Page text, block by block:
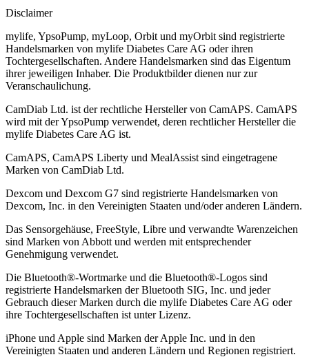
Disclaimer
mylife, YpsoPump, myLoop, Orbit und myOrbit sind registrierte
Handelsmarken von mylife Diabetes Care AG oder ihren
Tochtergesellschaften. Andere Handelsmarken sind das Eigentum
ihrer jeweiligen Inhaber. Die Produktbilder dienen nur zur
Veranschaulichung.
CamDiab Ltd. ist der rechtliche Hersteller von CamAPS. CamAPS
wird mit der YpsoPump verwendet, deren rechtlicher Hersteller die
mylife Diabetes Care AG ist.
CamAPS, CamAPS Liberty und MealAssist sind eingetragene
Marken von CamDiab Ltd.
Dexcom und Dexcom G7 sind registrierte Handelsmarken von
Dexcom, Inc. in den Vereinigten Staaten und/oder anderen Ländern.
Das Sensorgehäuse, FreeStyle, Libre und verwandte Warenzeichen
sind Marken von Abbott und werden mit entsprechender
Genehmigung verwendet.
Die Bluetooth®-Wortmarke und die Bluetooth®-Logos sind
registrierte Handelsmarken der Bluetooth SIG, Inc. und jeder
Gebrauch dieser Marken durch die mylife Diabetes Care AG oder
ihre Tochtergesellschaften ist unter Lizenz.
iPhone und Apple sind Marken der Apple Inc. und in den
Vereinigten Staaten und anderen Ländern und Regionen registriert.